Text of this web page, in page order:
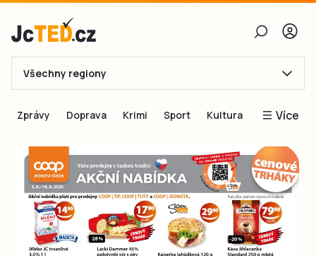
E-mail
Obnovit heslo
Přihlásit se
Přihlásit se přes Facebook
Všechny regiony
Zprávy Doprava Krimi Sport Kultura Více
Inspirace
Čtenáři píší
Speciální přílohy
Inzerce